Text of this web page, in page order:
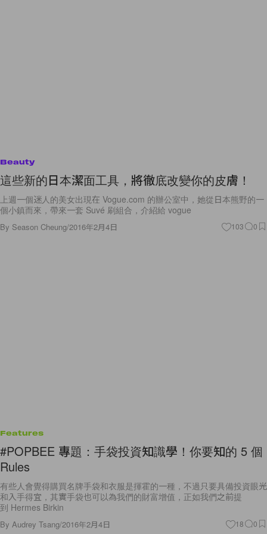
Beauty
這些新的日本潔面工具，將徹底改變你的皮膚！
上週一個迷人的美女出現在 Vogue.com 的辦公室中，她從日本熊野的一
個小鎮而來，帶來一套 Suvé 刷組合，介紹給 vogue
By Season Cheung/2016年2月4日 103 0
Features
#POPBEE 專題：手袋投資知識學！你要知的 5 個
Rules
有些人會覺得購買名牌手袋和衣服是揮霍的一種，不過只要具備投資眼光
和入手得宜，其實手袋也可以為我們的財富增值，正如我們之前提
到 Hermes Birkin
By Audrey Tsang/2016年2月4日 18 0